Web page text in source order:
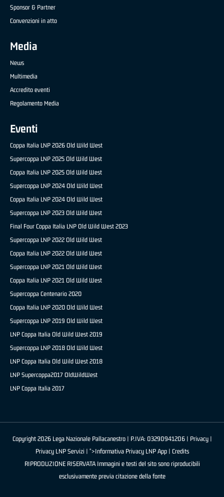
Sponsor & Partner
Convenzioni in atto
Media
News
Multimedia
Accredito eventi
Regolamento Media
Eventi
Coppa Italia LNP 2026 Old Wild West
Supercoppa LNP 2025 Old Wild West
Coppa Italia LNP 2025 Old Wild West
Supercoppa LNP 2024 Old Wild West
Coppa Italia LNP 2024 Old Wild West
Supercoppa LNP 2023 Old Wild West
Final Four Coppa Italia LNP Old Wild West 2023
Supercoppa LNP 2022 Old Wild West
Coppa Italia LNP 2022 Old Wild West
Supercoppa LNP 2021 Old Wild West
Coppa Italia LNP 2021 Old Wild West
Supercoppa Centenario 2020
Coppa Italia LNP 2020 Old Wild West
Supercoppa LNP 2019 Old Wild West
LNP Coppa Italia Old Wild West 2019
Supercoppa LNP 2018 Old Wild West
LNP Coppa Italia Old Wild West 2018
LNP Supercoppa2017 OldWildWest
LNP Coppa Italia 2017
Copyright 2026 Lega Nazionale Pallacanestro | P.IVA: 03290941206 | Privacy|
Privacy LNP Servizi | ">Informativa Privacy LNP App | Credits
RIPRODUZIONE RISERVATA Immagini e testi del sito sono riproducibili
esclusivamente previa citazione della fonte